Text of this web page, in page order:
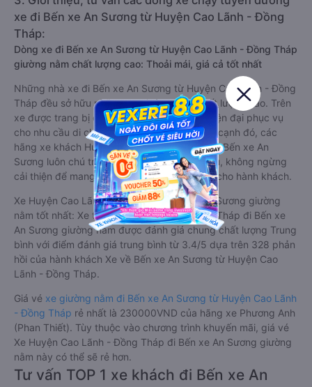
xe đi Bến xe An Sương từ Huyện Cao Lãnh - Đồng
Tháp:
Dòng xe đi Bến xe An Sương từ Huyện Cao Lãnh - Đồng Tháp
giường nằm chất lượng cao: Thoải mái, giá cả tốt nhất
Những nhà xe đi Bến xe An Sương từ Huyện Cao Lãnh - Đồng
Tháp đều sở hữu những xe giường nằm chất lượng cao. Trên
xe được trang bị đầy đủ các trang thiết bị hiện đại phục vụ
cho nhu cầu di chuyển của hành khách. Bên cạnh đó, các
hãng xe khách Huyện Cao Lãnh - Đồng Tháp Bến xe An
Sương luôn chú trọng đến chất lượng dịch vụ, không ngừng
cải thiện để mang đến trải nghiệm hoàn hảo cho hành khách.
Xe Huyện Cao Lãnh - Đồng Tháp Bến xe An Sương giường
nằm tốt nhất: Xe từ Huyện Cao Lãnh - Đồng Tháp đi Bến xe
An Sương giường nằm được đánh giá chung chất lượng Trung
bình với điểm đánh giá trung bình từ 3.4/5 dựa trên 328 phản
hồi của hành khách Xe về Bến xe An Sương từ Huyện Cao
Lãnh - Đồng Tháp.
Giá vé xe giường nằm đi Bến xe An Sương từ Huyện Cao Lãnh
- Đồng Tháp rẻ nhất là 230000VND của hãng xe Phương Anh
(Phan Thiết). Tùy thuộc vào chương trình khuyến mãi, giá vé
Xe Huyện Cao Lãnh - Đồng Tháp đi Bến xe An Sương giường
nằm này có thể sẽ rẻ hơn.
Tư vấn TOP 1 xe khách đi Bến xe An